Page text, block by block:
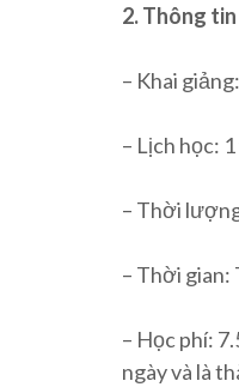
2. Thông
– Khai
– Lịch học:
– Thời
– Thời gian:
– Học phí:
ngày và là